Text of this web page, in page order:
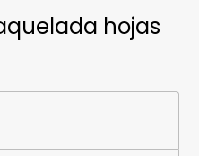
hojas